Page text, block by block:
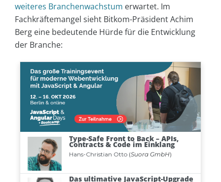
weiteres Branchenwachstum erwartet. Im
Fachkräftemangel sieht Bitkom-Präsident Achim
Berg eine bedeutende Hürde für die Entwicklung
der Branche: